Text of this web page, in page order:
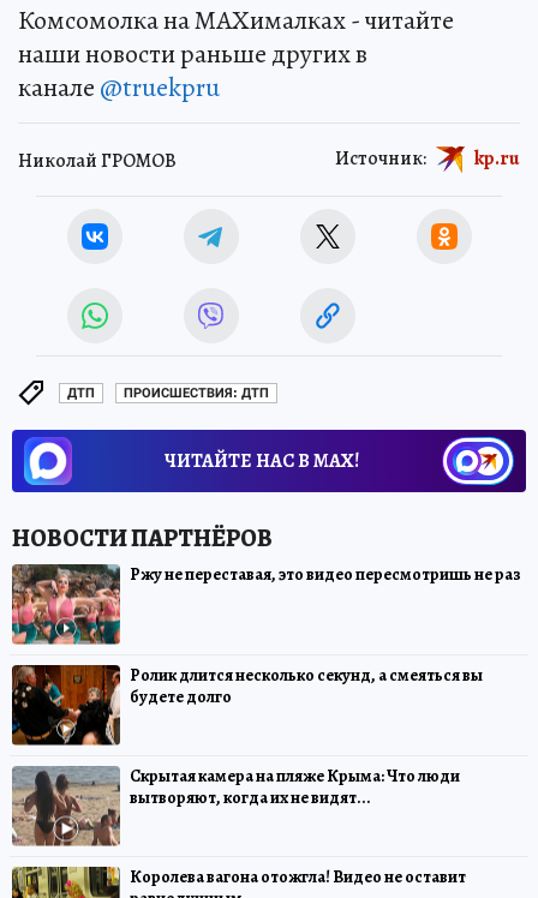
Комсомолка на MAXималках - читайте
наши новости раньше других в
канале @truekpru
Николай ГРОМОВ Источник: kp.ru
ДТП ПРОИСШЕСТВИЯ: ДТП
ЧИТАЙТЕ НАС В МАХ!
Ржу не переставая, это видео пересмотришь не раз
Ролик длится несколько секунд, а смеяться вы
будете долго
Скрытая камера на пляже Крыма: Что люди
вытворяют, когда их не видят...
Королева вагона отожгла! Видео не оставит